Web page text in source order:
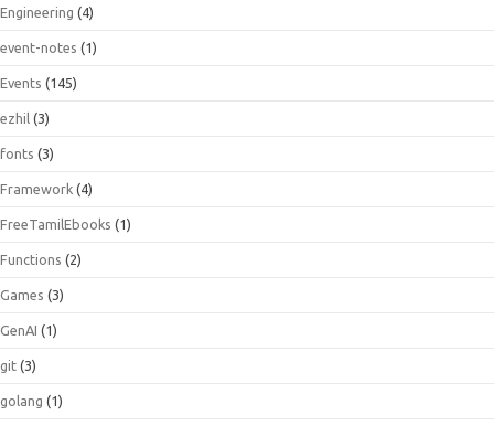
Engineering (4)
event-notes (1)
Events (145)
ezhil (3)
fonts (3)
Framework (4)
FreeTamilEbooks (1)
Functions (2)
Games (3)
GenAI (1)
git (3)
golang (1)